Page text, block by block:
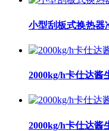
小型刮板式换热器
2000kg/h卡仕达酱
2000kg/h卡仕达酱